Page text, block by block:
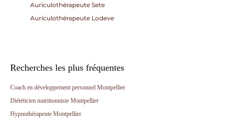
Auriculothérapeute Sete
Auriculothérapeute Lodeve
Recherches les plus fréquentes
Coach en développement personnel Montpellier
Diététicien nutritionniste Montpellier
Hypnothérapeute Montpellier